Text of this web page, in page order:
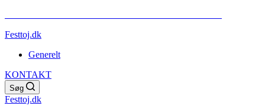
Festtoj.dk
Generelt
KONTAKT
Søg
Festtoj.dk